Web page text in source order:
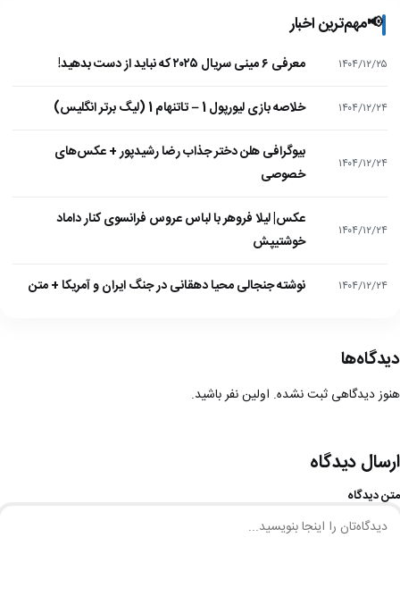
📢مهم‌ترین اخبار
۱۴۰۴/۱۲/۲۵ معرفی ۶ مینی سریال ۲۰۲۵ که نباید از دست بدهید!
۱۴۰۴/۱۲/۲۴ خلاصه بازی لیورپول 1 – تاتنهام 1 (لیگ برتر انگلیس)
۱۴۰۴/۱۲/۲۴
بیوگرافی هلن دختر جذاب رضا رشیدپور + عکس‌های
خصوصی
۱۴۰۴/۱۲/۲۴
عکس| لیلا فروهر با لباس عروس فرانسوی کنار داماد
خوشتیپش
۱۴۰۴/۱۲/۲۴ نوشته جنجالی محیا دهقانی در جنگ ایران و آمریکا + متن
دیدگاه‌ها
هنوز دیدگاهی ثبت نشده. اولین نفر باشید.
ارسال دیدگاه
متن دیدگاه